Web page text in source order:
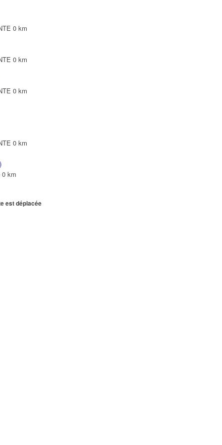
0 km
0 km
0 km
0 km
0 km
est déplacée